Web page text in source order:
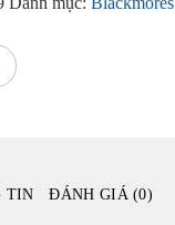
TIN ĐÁNH GIÁ (0)